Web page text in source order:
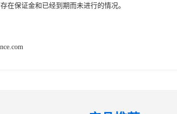
在保证金和已经到期而未进行的情况。